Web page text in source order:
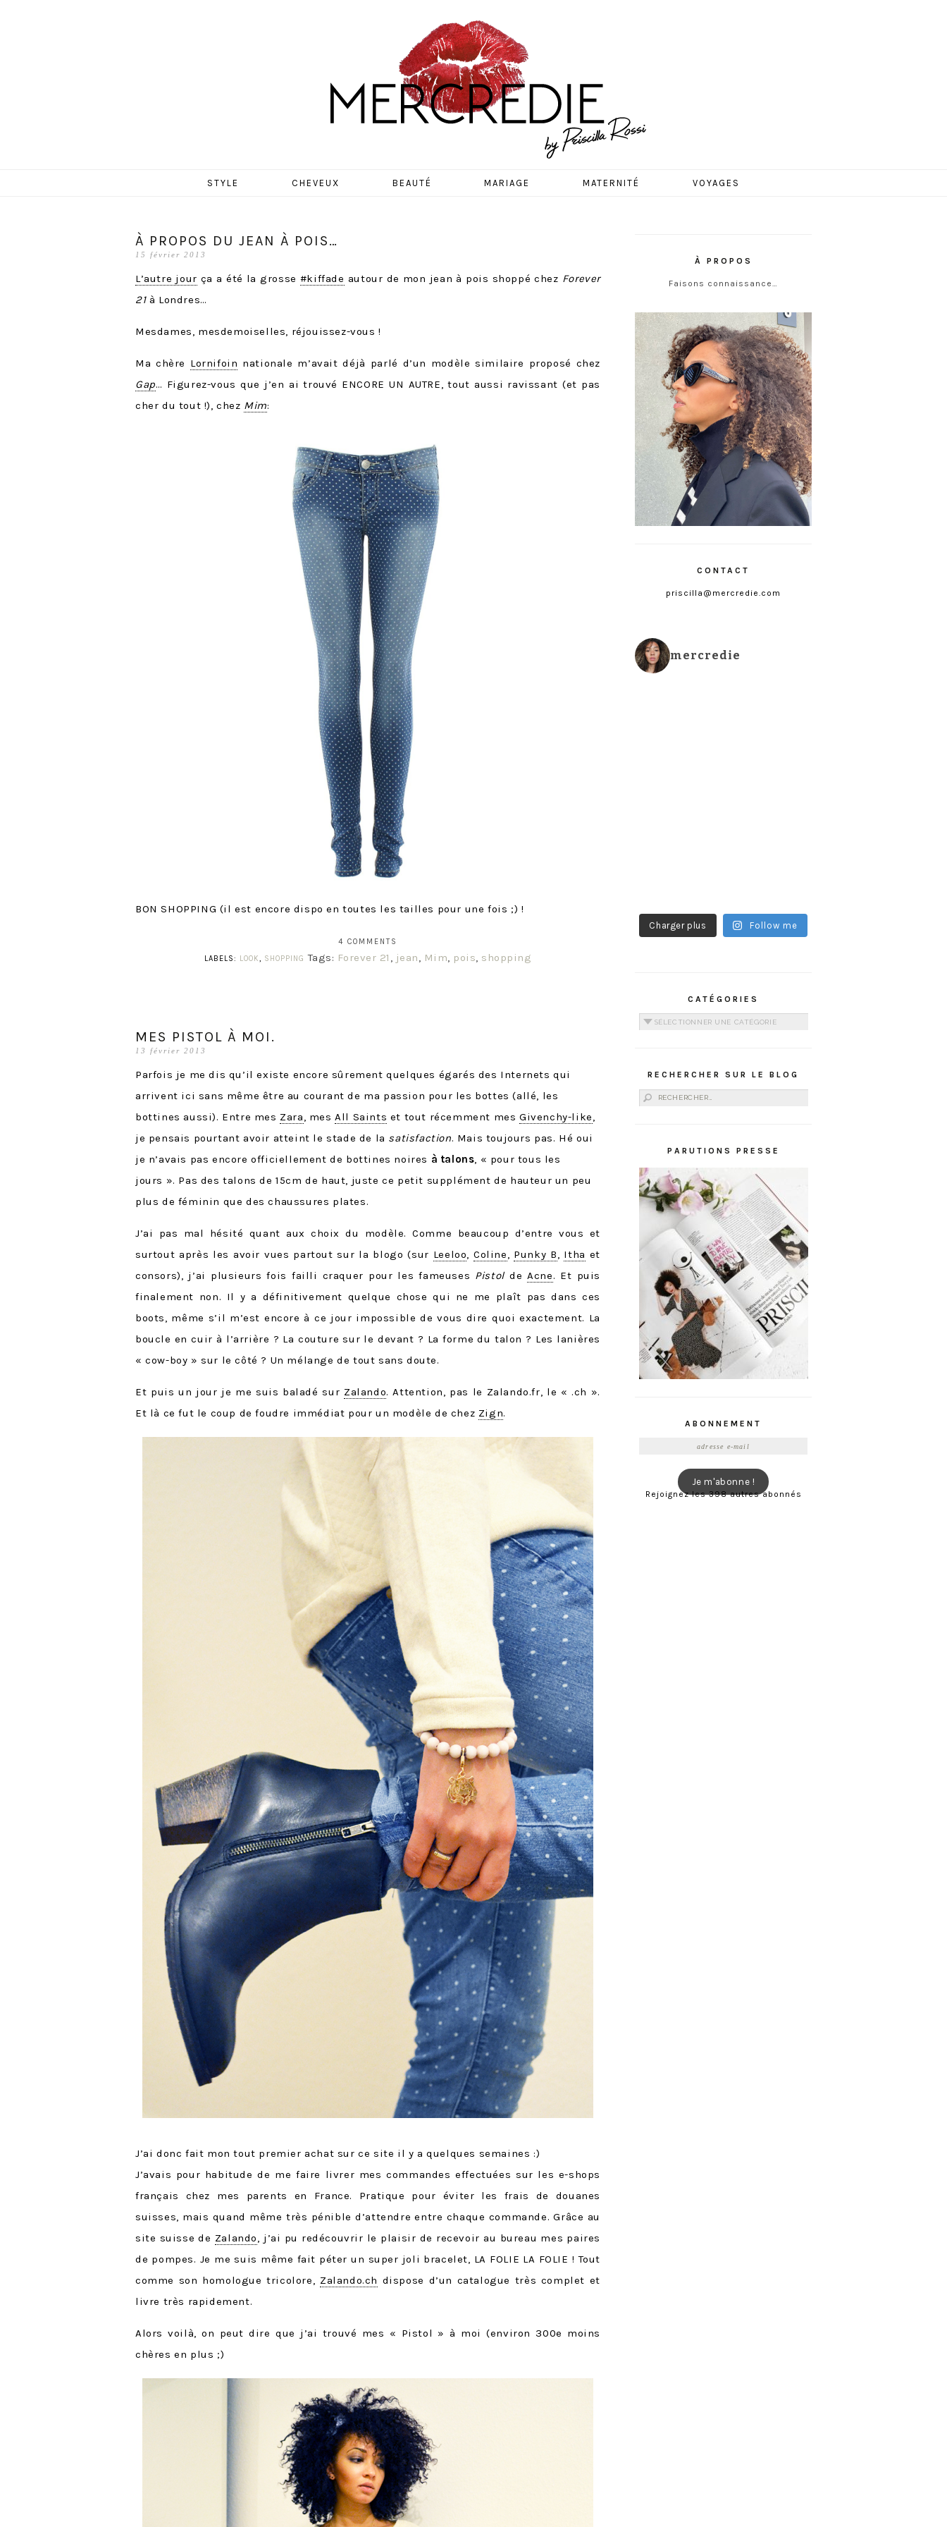
MERCREDIE
STYLE CHEVEUX BEAUTÉ MARIAGE MATERNITÉ VOYAGES
À PROPOS DU JEAN À POIS…
15 février 2013
L’autre jour ça a été la grosse #kiffade autour de mon jean à pois shoppé chez Forever
21à Londres…
Mesdames, mesdemoiselles, réjouissez-vous !
Ma chère Lornifoin nationale m’avait déjà parlé d’un modèle similaire proposé chez
Gap… Figurez-vous que j’en ai trouvé ENCORE UN AUTRE, tout aussi ravissant (et pas
cher du tout !), chez Mim:
BON SHOPPING (il est encore dispo en toutes les tailles pour une fois ;) !
4 COMMENTS
LABELS: LOOK, SHOPPING Tags: Forever 21 , jean, Mim, pois, shopping
MES PISTOL À MOI.
13 février 2013
Parfois je me dis qu’il existe encore sûrement quelques égarés des Internets qui
arrivent ici sans même être au courant de ma passion pour les bottes (allé, les
bottines aussi). Entre mes Zara, mesAll Saints et tout récemment mesGivenchy-like,
je pensais pourtant avoir atteint le stade de la satisfaction. Mais toujours pas. Hé oui
je n’avais pas encore officiellement de bottines noires à talons, « pour tous les
jours ». Pas des talons de 15cm de haut, juste ce petit supplément de hauteur un peu
plus de féminin que des chaussures plates.
J’ai pas mal hésité quant aux choix du modèle. Comme beaucoup d’entre vous et
surtout après les avoir vues partout sur la blogo (sur Leeloo,Coline, Punky B, Itha et
consors), j’ai plusieurs fois failli craquer pour les fameuses PistoldeAcne. Et puis
finalement non. Il y a définitivement quelque chose qui ne me plaît pas dans ces
boots, même s’il m’est encore à ce jour impossible de vous dire quoi exactement. La
boucle en cuir à l’arrière ? La couture sur le devant ? La forme du talon ? Les lanières
« cow-boy » sur le côté ? Un mélange de tout sans doute.
Et puis un jour je me suis baladé sur Zalando. Attention, pas le Zalando.fr, le « .ch ».
Et là ce fut le coup de foudre immédiat pour un modèle de chez Zign.
J’ai donc fait mon tout premier achat sur ce site il y a quelques semaines :)
J’avais pour habitude de me faire livrer mes commandes effectuées sur les e-shops
français chez mes parents en France. Pratique pour éviter les frais de douanes
suisses, mais quand même très pénible d’attendre entre chaque commande. Grâce au
site suisse de Zalando, j’ai pu redécouvrir le plaisir de recevoir au bureau mes paires
de pompes. Je me suis même fait péter un super joli bracelet, LA FOLIE LA FOLIE ! Tout
comme son homologue tricolore, Zalando.ch dispose d’un catalogue très complet et
livre très rapidement.
Alors voilà, on peut dire que j’ai trouvé mes « Pistol » à moi (environ 300e moins
chères en plus ;)
À PROPOS
Faisons connaissance…
CONTACT
priscilla@mercredie.com
mercredie
Charger plus Follow me
CATÉGORIES
Catégories
RECHERCHER SUR LE BLOG
Rechercher :
PARUTIONS PRESSE
ABONNEMENT
Je m'abonne !
Rejoignez les 398 autres abonnés